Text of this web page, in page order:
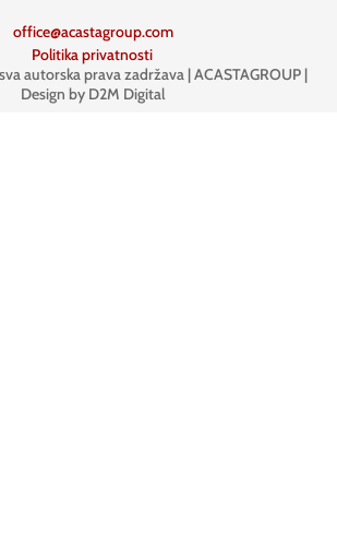
office@acastagroup.com
Politika privatnosti
autorska prava zadržava | ACASTAGROUP |
Design by D2M Digital